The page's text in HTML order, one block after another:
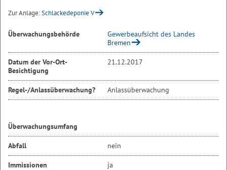
Zur Anlage:Schlackedeponie V
Überwachungsbehörde
Gewerbeaufsicht des Landes
Bremen
Datum der Vor-Ort-
Besichtigung
21.12.2017
Regel-/Anlassüberwachung? Anlassüberwachung
Überwachungsumfang
Abfall nein
Immissionen ja